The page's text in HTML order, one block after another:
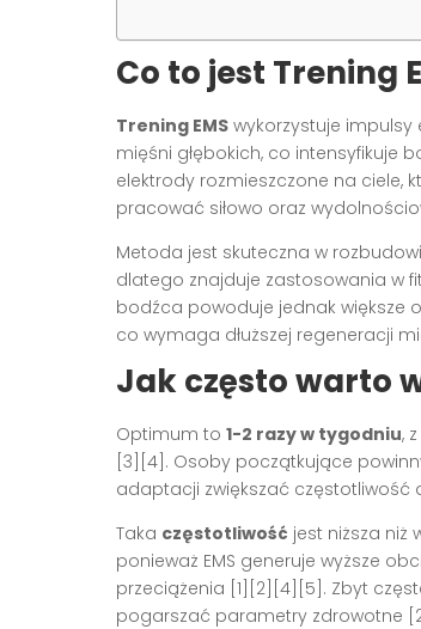
Co to jest Trening
Trening EMS wykorzystuje impulsy
mięśni głębokich, co intensyfikuje
elektrody rozmieszczone na ciele,
pracować siłowo oraz
Metoda jest skuteczna w
dlatego znajduje zastosowania w
bodźca powoduje jednak większe
co wymaga dłuższej regeneracji
Jak często warto
Optimum to 1-2 razy w tygodniu,
[3][4]. Osoby początkujące
adaptacji zwiększać
Taka częstotliwość jest niższa niż
ponieważ EMS generuje wyższe
przeciążenia [1][2][4][5]. Zbyt
pogarszać parametry zdrowotne